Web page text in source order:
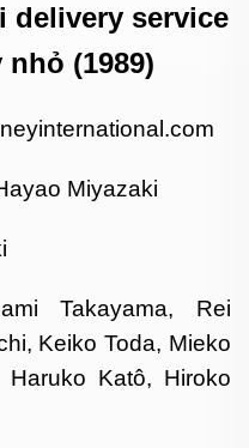
delivery service
(1989)
Miyazaki
Takayama, Rei
Keiko Toda, Mieko
Haruko Katô, Hiroko